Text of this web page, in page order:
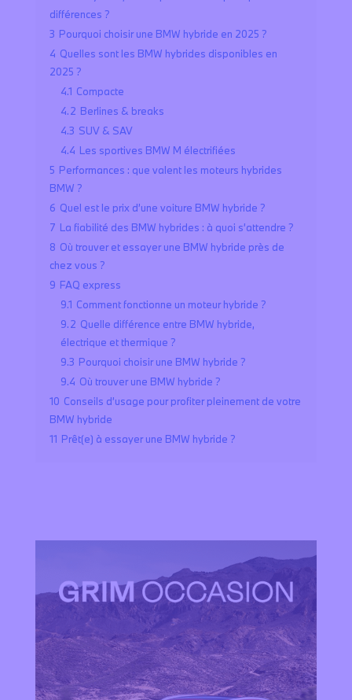
différences ?
3 Pourquoi choisir une BMW hybride en 2025 ?
4 Quelles sont les BMW hybrides disponibles en
2025 ?
4.1 Compacte
4.2 Berlines & breaks
4.3 SUV & SAV
4.4 Les sportives BMW M électrifiées
5 Performances : que valent les moteurs hybrides
BMW ?
6 Quel est le prix d’une voiture BMW hybride ?
7 La fiabilité des BMW hybrides : à quoi s’attendre ?
8 Où trouver et essayer une BMW hybride près de
chez vous ?
9 FAQ express
9.1 Comment fonctionne un moteur hybride ?
9.2 Quelle différence entre BMW hybride,
électrique et thermique ?
9.3 Pourquoi choisir une BMW hybride ?
9.4 Où trouver une BMW hybride ?
10 Conseils d’usage pour profiter pleinement de votre
BMW hybride
11 Prêt(e) à essayer une BMW hybride ?